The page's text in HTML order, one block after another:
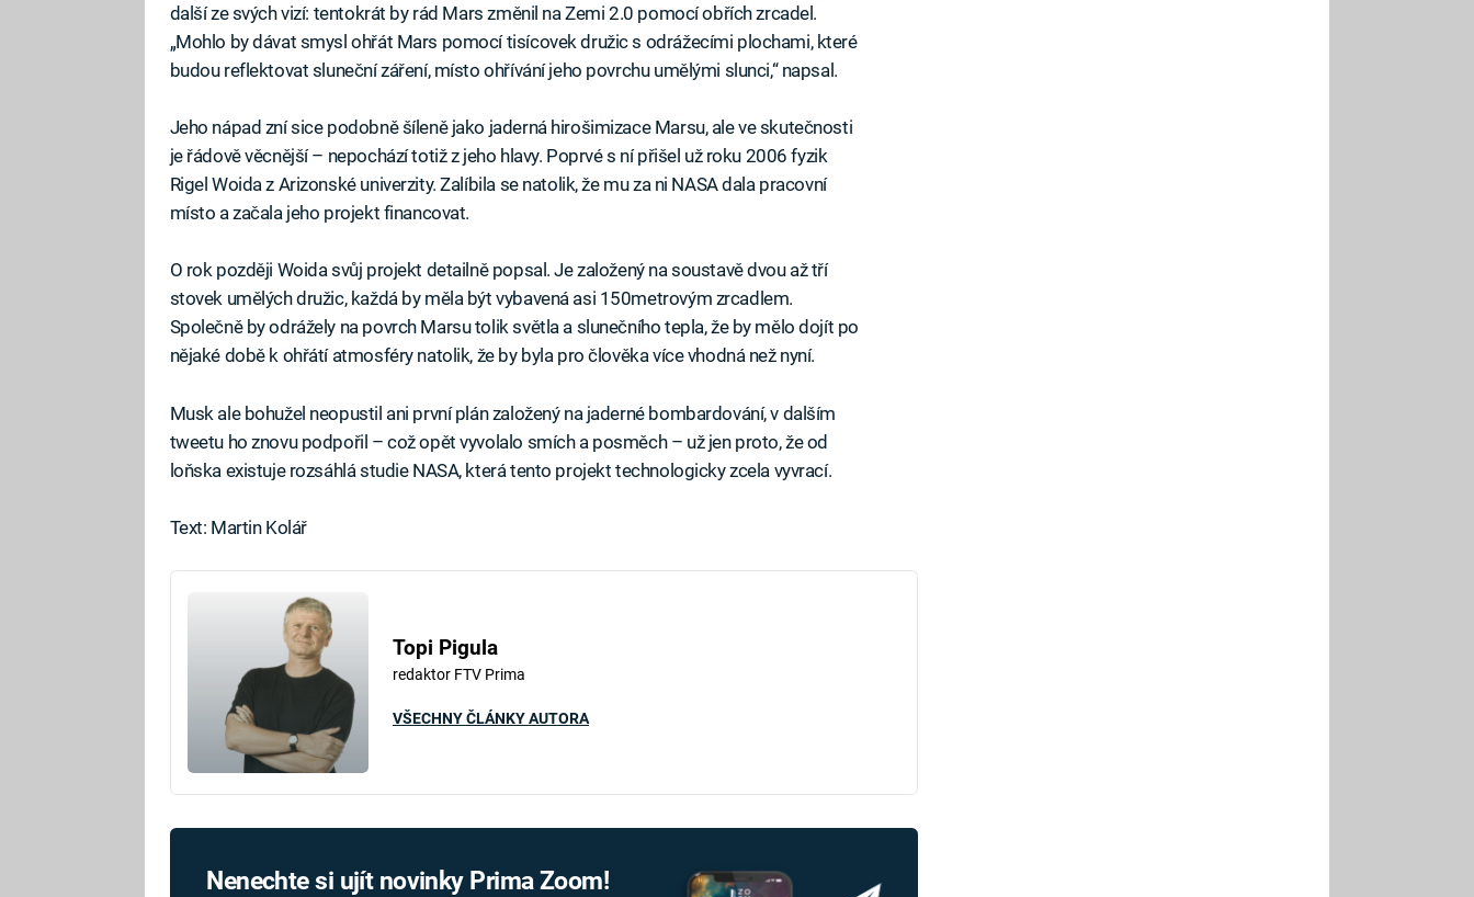
další ze svých vizí: tentokrát by rád Mars změnil na Zemi 2.0 pomocí obřích zrcadel.
„Mohlo by dávat smysl ohřát Mars pomocí tisícovek družic s odrážecími plochami, které
budou reflektovat sluneční záření, místo ohřívání jeho povrchu umělými slunci,“ napsal.
Jeho nápad zní sice podobně šíleně jako jaderná hirošimizace Marsu, ale ve skutečnosti
je řádově věcnější – nepochází totiž z jeho hlavy. Poprvé s ní přišel už roku 2006 fyzik
Rigel Woida z Arizonské univerzity. Zalíbila se natolik, že mu za ni NASA dala pracovní
místo a začala jeho projekt financovat.
O rok později Woida svůj projekt detailně popsal. Je založený na soustavě dvou až tří
stovek umělých družic, každá by měla být vybavená asi 150metrovým zrcadlem.
Společně by odrážely na povrch Marsu tolik světla a slunečního tepla, že by mělo dojít po
nějaké době k ohřátí atmosféry natolik, že by byla pro člověka více vhodná než nyní.
Musk ale bohužel neopustil ani první plán založený na jaderné bombardování, v dalším
tweetu ho znovu podpořil – což opět vyvolalo smích a posměch – už jen proto, že od
loňska existuje rozsáhlá studie NASA, která tento projekt technologicky zcela vyvrací.
Text: Martin Kolář
Topi Pigula
redaktor FTV Prima
VŠECHNY ČLÁNKY AUTORA
Nenechte si ujít novinky Prima Zoom!